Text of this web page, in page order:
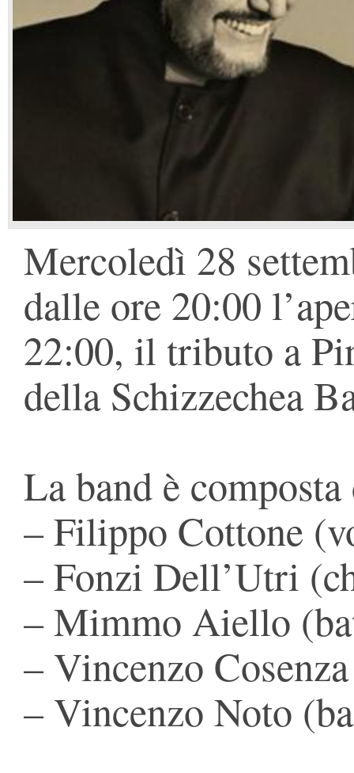
Mercoledì 28
dalle ore 20:00
22:00, il tributo a
della Schizzechea
La band è composta
– Filippo Cottone
– Fonzi Dell’Utri
– Mimmo Aiello
– Vincenzo
– Vincenzo Noto